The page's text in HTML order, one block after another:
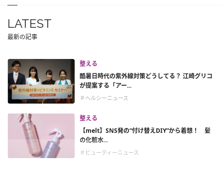
LATEST
最新の記事
整える
酷暑日時代の紫外線対策どうしてる？ 江崎グリコ
が提案する「アー...
＃ヘルシーニュース
整える
【melt】SNS発の“付け替えDIY”から着想！ 髪
の化粧水...
＃ビューティーニュース